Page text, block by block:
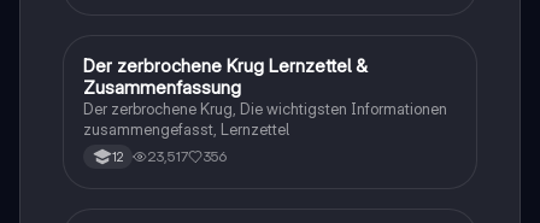
Deutsch
Der zerbrochene Krug Lernzettel &
Zusammenfassung
Der zerbrochene Krug, Die wichtigsten Informationen
zusammengefasst, Lernzettel
12 23,517 356